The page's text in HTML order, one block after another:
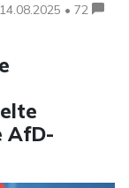
14.08.2025 • 72
AfD-